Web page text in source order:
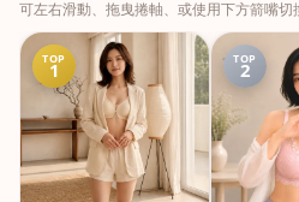
可左右滑動、拖曳捲軸、或使用下方箭嘴切
TOP
1 TOP
2